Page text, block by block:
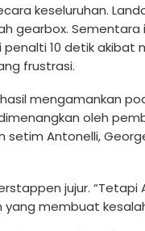
keseluruhan.
gearbox. Sementara
10 detik akibat
frustrasi.
mengamankan
oleh
setim Antonelli,
jujur. “Tetapi
membuat